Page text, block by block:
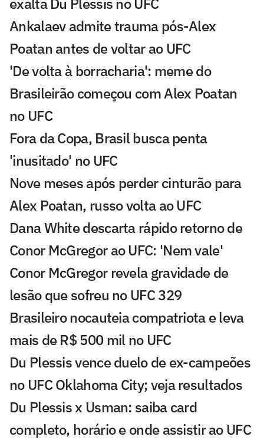
Ankalaev admite trauma pós-Alex
Poatan antes de voltar ao UFC
'De volta à borracharia': meme do
Brasileirão começou com Alex Poatan
no UFC
Fora da Copa, Brasil busca penta
'inusitado' no UFC
Nove meses após perder cinturão para
Alex Poatan, russo volta ao UFC
Dana White descarta rápido retorno de
Conor McGregor ao UFC: 'Nem vale'
Conor McGregor revela gravidade de
lesão que sofreu no UFC 329
Brasileiro nocauteia compatriota e leva
mais de R$ 500 mil no UFC
Du Plessis vence duelo de ex-campeões
no UFC Oklahoma City; veja resultados
Du Plessis x Usman: saiba card
completo, horário e onde assistir ao UFC